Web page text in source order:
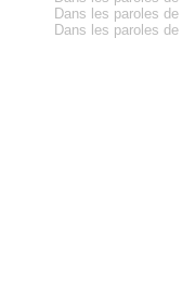
Dans les paroles de
Dans les paroles de